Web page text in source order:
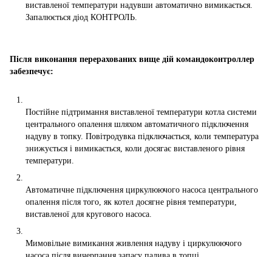
виставленої температури надувши автоматично вимикається.
Запалюється діод КОНТРОЛЬ.
Після виконання перерахованих вище дій командоконтроллер
забезпечує:
Постійне підтримання виставленої температури котла системи
центрального опалення шляхом автоматичного підключення
надуву в топку. Повітродувка підключається, коли температура
знижується і вимикається, коли досягає виставленого рівня
температури.
Автоматичне підключення циркулюючого насоса центрального
опалення після того, як котел досягне рівня температури,
виставленої для кругового насоса.
Мимовільне вимикання живлення надуву і циркулюючого